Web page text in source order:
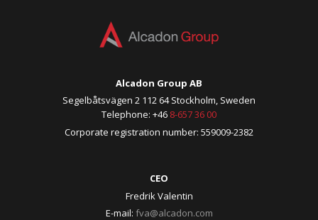
Alcadon Group AB
Segelbåtsvägen 2 112 64 Stockholm, Sweden
Telephone: +46 8-657 36 00
Corporate registration number: 559009-2382
CEO
Fredrik Valentin
E-mail: fva@alcadon.com